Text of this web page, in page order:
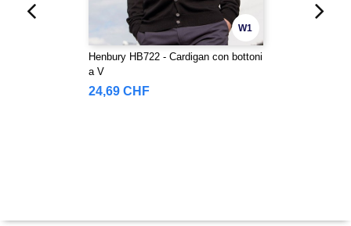
W1
Henbury HB722 - Cardigan con bottoni
a V
24,69 CHF